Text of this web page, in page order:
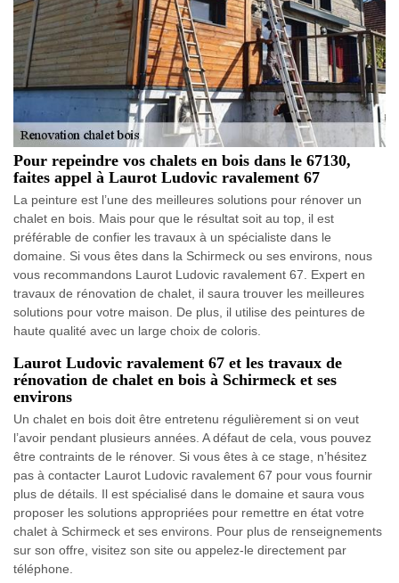
Pour repeindre vos chalets en bois dans le 67130,
faites appel à Laurot Ludovic ravalement 67
La peinture est l’une des meilleures solutions pour rénover un
chalet en bois. Mais pour que le résultat soit au top, il est
préférable de confier les travaux à un spécialiste dans le
domaine. Si vous êtes dans la Schirmeck ou ses environs, nous
vous recommandons Laurot Ludovic ravalement 67. Expert en
travaux de rénovation de chalet, il saura trouver les meilleures
solutions pour votre maison. De plus, il utilise des peintures de
haute qualité avec un large choix de coloris.
Laurot Ludovic ravalement 67 et les travaux de
rénovation de chalet en bois à Schirmeck et ses
environs
Un chalet en bois doit être entretenu régulièrement si on veut
l’avoir pendant plusieurs années. A défaut de cela, vous pouvez
être contraints de le rénover. Si vous êtes à ce stage, n’hésitez
pas à contacter Laurot Ludovic ravalement 67 pour vous fournir
plus de détails. Il est spécialisé dans le domaine et saura vous
proposer les solutions appropriées pour remettre en état votre
chalet à Schirmeck et ses environs. Pour plus de renseignements
sur son offre, visitez son site ou appelez-le directement par
téléphone.